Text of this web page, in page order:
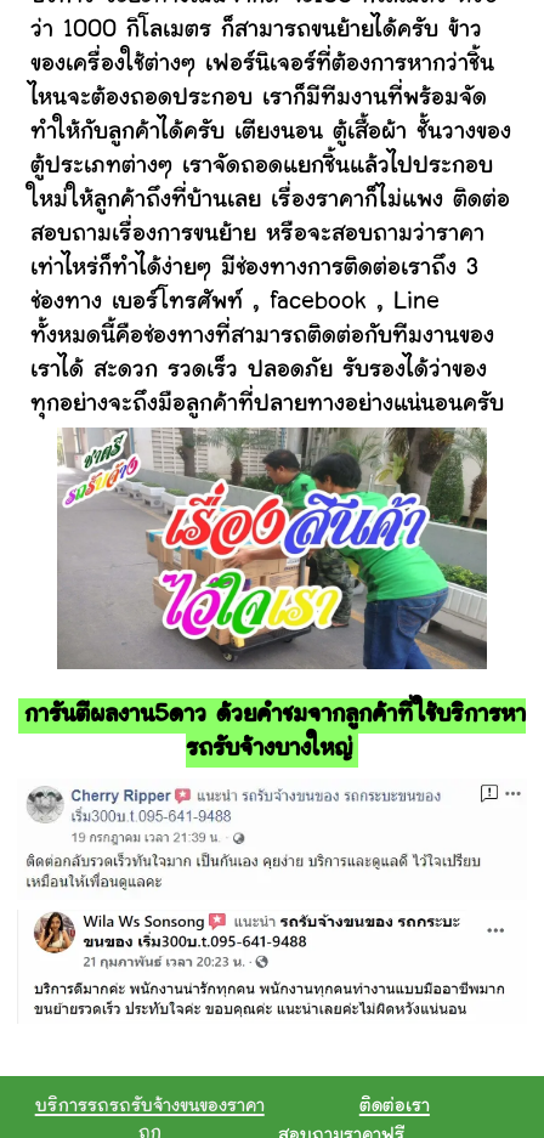
ว่า 1000 กิโลเมตร ก็สามารถขนย้ายได้ครับ ข้าว
ของเครื่องใช้ต่างๆ เฟอร์นิเจอร์ที่ต้องการหากว่าชิ้น
ไหนจะต้องถอดประกอบ เราก็มีทีมงานที่พร้อมจัด
ทำให้กับลูกค้าได้ครับ เตียงนอน ตู้เสื้อผ้า ชั้นวางของ
ตู้ประเภทต่างๆ เราจัดถอดแยกชิ้นแล้วไปประกอบ
ใหม่ให้ลูกค้าถึงที่บ้านเลย เรื่องราคาก็ไม่แพง ติดต่อ
สอบถามเรื่องการขนย้าย หรือจะสอบถามว่าราคา
เท่าไหร่ก็ทำได้ง่ายๆ มีช่องทางการติดต่อเราถึง 3
ช่องทาง เบอร์โทรศัพท์ , facebook , Line
ทั้งหมดนี้คือช่องทางที่สามารถติดต่อกับทีมงานของ
เราได้ สะดวก รวดเร็ว ปลอดภัย รับรองได้ว่าของ
ทุกอย่างจะถึงมือลูกค้าที่ปลายทางอย่างแน่นอนครับ
การันตีผลงาน5ดาว ด้วยคำชมจากลูกค้าที่ใช้บริการหา
รถรับจ้างบางใหญ่
บริการรถรถรับจ้างขนของราคา
ถูก
ติดต่อเรา